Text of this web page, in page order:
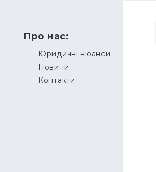
Про нас:
Юридичні нюанси
Новини
Контакти